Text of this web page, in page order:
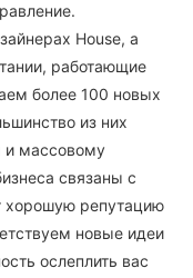
House, а
работающие
более 100 новых
из них
и массовому
связаны с
хорошую репутацию
новые идеи
ослеплить вас